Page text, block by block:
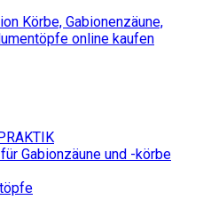
Gabionzäune und -körbe